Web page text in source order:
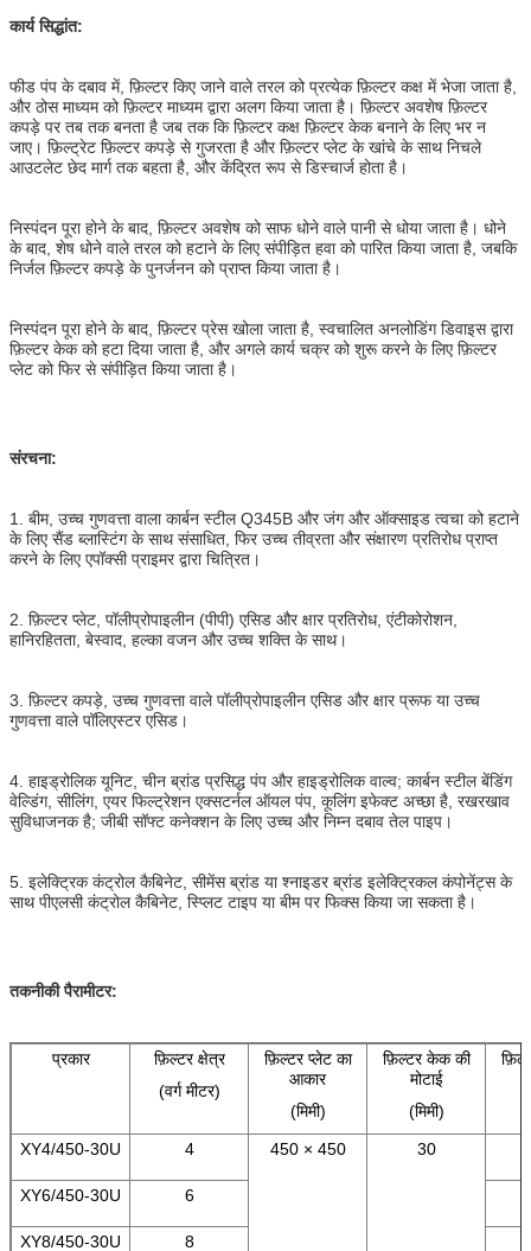
कार्य सिद्धांत:
फीड पंप के दबाव में, फ़िल्टर किए जाने वाले तरल को प्रत्येक फ़िल्टर कक्ष में भेजा जाता है,
और ठोस माध्यम को फ़िल्टर माध्यम द्वारा अलग किया जाता है। फ़िल्टर अवशेष फ़िल्टर
कपड़े पर तब तक बनता है जब तक कि फ़िल्टर कक्ष फ़िल्टर केक बनाने के लिए भर न
जाए। फ़िल्ट्रेट फ़िल्टर कपड़े से गुजरता है और फ़िल्टर प्लेट के खांचे के साथ निचले
आउटलेट छेद मार्ग तक बहता है, और केंद्रित रूप से डिस्चार्ज होता है।
निस्पंदन पूरा होने के बाद, फ़िल्टर अवशेष को साफ धोने वाले पानी से धोया जाता है। धोने
के बाद, शेष धोने वाले तरल को हटाने के लिए संपीड़ित हवा को पारित किया जाता है, जबकि
निर्जल फ़िल्टर कपड़े के पुनर्जनन को प्राप्त किया जाता है।
निस्पंदन पूरा होने के बाद, फ़िल्टर प्रेस खोला जाता है, स्वचालित अनलोडिंग डिवाइस द्वारा
फ़िल्टर केक को हटा दिया जाता है, और अगले कार्य चक्र को शुरू करने के लिए फ़िल्टर
प्लेट को फिर से संपीड़ित किया जाता है।
संरचना:
1. बीम, उच्च गुणवत्ता वाला कार्बन स्टील Q345B और जंग और ऑक्साइड त्वचा को हटाने
के लिए सैंड ब्लास्टिंग के साथ संसाधित, फिर उच्च तीव्रता और संक्षारण प्रतिरोध प्राप्त
करने के लिए एपॉक्सी प्राइमर द्वारा चित्रित।
2. फ़िल्टर प्लेट, पॉलीप्रोपाइलीन (पीपी) एसिड और क्षार प्रतिरोध, एंटीकोरोशन,
हानिरहितता, बेस्वाद, हल्का वजन और उच्च शक्ति के साथ।
3. फ़िल्टर कपड़े, उच्च गुणवत्ता वाले पॉलीप्रोपाइलीन एसिड और क्षार प्रूफ या उच्च
गुणवत्ता वाले पॉलिएस्टर एसिड।
4. हाइड्रोलिक यूनिट, चीन ब्रांड प्रसिद्ध पंप और हाइड्रोलिक वाल्व; कार्बन स्टील बेंडिंग
वेल्डिंग, सीलिंग, एयर फिल्ट्रेशन एक्सटर्नल ऑयल पंप, कूलिंग इफेक्ट अच्छा है, रखरखाव
सुविधाजनक है; जीबी सॉफ्ट कनेक्शन के लिए उच्च और निम्न दबाव तेल पाइप।
5. इलेक्ट्रिक कंट्रोल कैबिनेट, सीमेंस ब्रांड या श्नाइडर ब्रांड इलेक्ट्रिकल कंपोनेंट्स के
साथ पीएलसी कंट्रोल कैबिनेट, स्प्लिट टाइप या बीम पर फिक्स किया जा सकता है।
तकनीकी पैरामीटर:
प्रकार
फ़िल्टर क्षेत्र
(वर्ग मीटर)
फ़िल्टर प्लेट का
आकार
(मिमी)
फ़िल्टर केक की
मोटाई
(मिमी)
XY4/450-30U
4 450 × 450 30
XY6/450-30U 6
XY8/450-30U 8